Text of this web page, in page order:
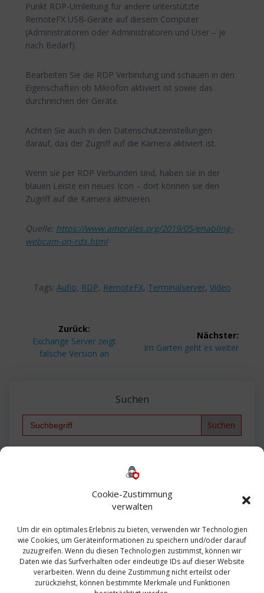
Cookie-Zustimmung
verwalten
Um dir ein optimales Erlebnis zu bieten, verwenden wir Technologien
wie Cookies, um Geräteinformationen zu speichern und/oder darauf
zuzugreifen. Wenn du diesen Technologien zustimmst, können wir
Daten wie das Surfverhalten oder eindeutige IDs auf dieser Website
verarbeiten. Wenn du deine Zustimmung nicht erteilst oder
zurückziehst, können bestimmte Merkmale und Funktionen
Punkt RDP-Umleitung für andere unterstützte
RemoteFX USB-Geräte auf diesem Computer
(Administratoren oder Administratoren und User – je
nach Bedarf).
Bearbeiten Sie die RDP Verbindung und schauen in den
Eigenschaften ob Mikrofon aktiviert ist sowie das
durchreichen der Geräte.
Achten Sie auch in den Datenschutzeinstellungen
darauf, das der Zugriff auf die Kamera aktiviert ist.
Wenn sie per RDP Verbunden sind, haben sie in der
blauen Leiste ein neues Icon – dort können sie den
Zugriff auf die Kamera aktivieren.
Quelle: https://www.amorales.org/2019/05/enabling-
webcam-on-rds.html
Tags: Aufio, RDP, RemoteFX, Terminalserver, Video
Beitragsnavigation
Zurück:
Vorheriger
Beitrag:
Exchange Server zeigt
falsche Version an
Nächster:
Nächster
Im Garten geht es weiter
Suchen
Search
Bautagebuch
Exchange firewall Fritzbox
Microsoft
Sanierung SBS Security Server Sicherheit
Sicherung SIEM Sophos SSL Ubuntu
Update Upgrade UTM VCenter VCSA Veeam
VMWare VPN WAZUH Windows